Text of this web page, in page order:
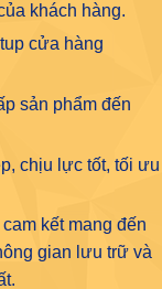
khách hàng.
cửa hàng
sản phẩm đến
chịu lực tốt, tối ưu
kết mang đến
gian lưu trữ và